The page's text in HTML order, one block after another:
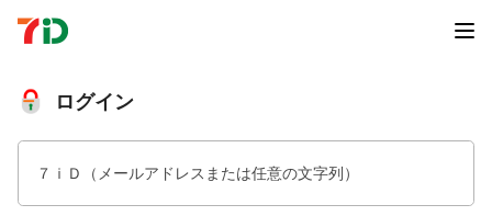
ログイン
７ｉＤ（メールアドレスまたは任意の文字列）